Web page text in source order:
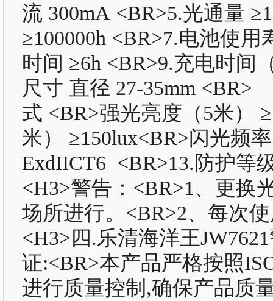
流 300mA <BR>5.光通量
≥100000h <BR>7.电池使
时间 ≥6h <BR>9.充电时间
尺寸 直径 27-35mm <BR>
式 <BR>强光亮度（5米）
米） ≥150lux<BR>闪光频
ExdIICT6 <BR>13.防护等
<H3>警告：<BR>1、更换
场所进行。<BR>2、每次
<H3>四.乐清海洋王
证:<BR>本产品严格按照
进行质量控制,确保产品质